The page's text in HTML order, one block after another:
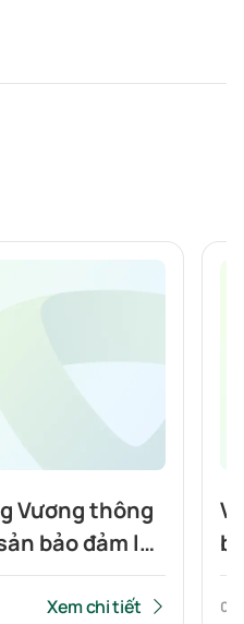
Vương thông
bảo đảm là
sử dụng đất
đất tại địa
Xem chi tiết